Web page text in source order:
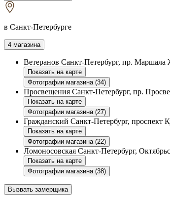
в Санкт-Петербурге
4 магазина
Ветеранов Санкт-Петербург, пр. Маршала
Показать на карте
Фотографии магазина (34)
Просвещения Санкт-Петербург, пр.
Показать на карте
Фотографии магазина (27)
Гражданский Санкт-Петербург, проспект
Показать на карте
Фотографии магазина (22)
Ломоносовская Санкт-Петербург,
Показать на карте
Фотографии магазина (38)
Вызвать замерщика